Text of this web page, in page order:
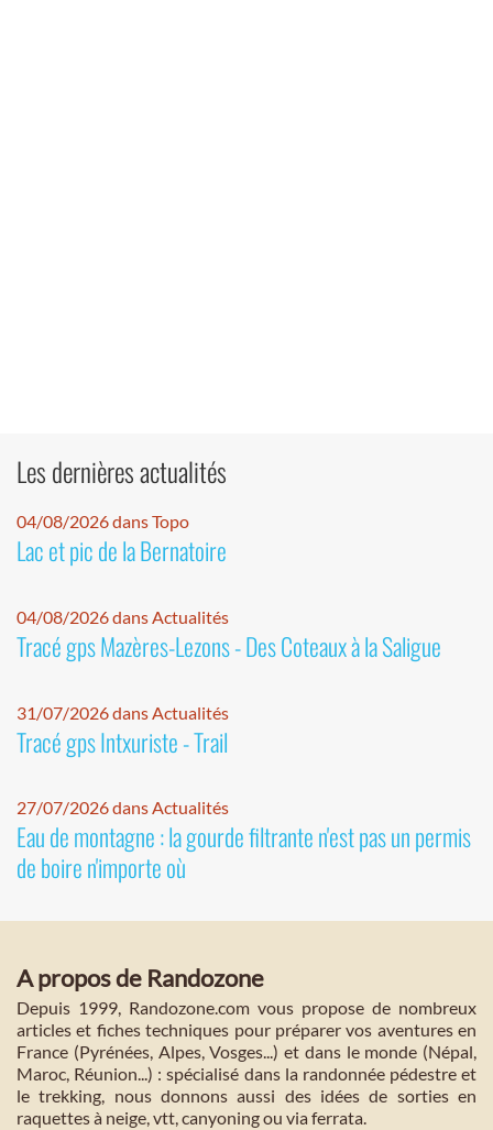
Les dernières actualités
04/08/2026 dans Topo
Lac et pic de la Bernatoire
04/08/2026 dans Actualités
Tracé gps Mazères-Lezons - Des Coteaux à la Saligue
31/07/2026 dans Actualités
Tracé gps Intxuriste - Trail
27/07/2026 dans Actualités
Eau de montagne : la gourde filtrante n'est pas un permis
de boire n'importe où
A propos de Randozone
Depuis 1999, Randozone.com vous propose de nombreux
articles et fiches techniques pour préparer vos aventures en
France (Pyrénées, Alpes, Vosges...) et dans le monde (Népal,
Maroc, Réunion...) : spécialisé dans la randonnée pédestre et
le trekking, nous donnons aussi des idées de sorties en
raquettes à neige, vtt, canyoning ou via ferrata.